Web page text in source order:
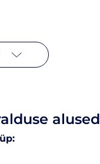
alused